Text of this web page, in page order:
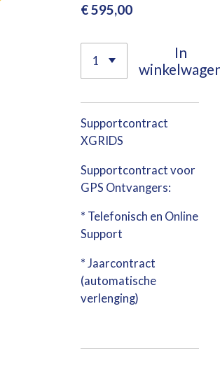
€ 595,00
In
Supportcontract
XGRIDS
Supportcontract voor
GPS Ontvangers:
* Telefonisch en Online
Support
* Jaarcontract
(automatische
verlenging)